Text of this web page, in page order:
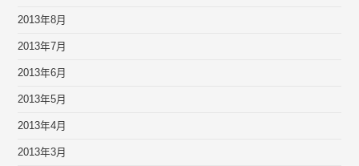
2013年8月
2013年7月
2013年6月
2013年5月
2013年4月
2013年3月